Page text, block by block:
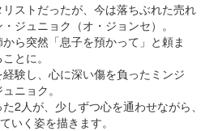
ストだったが、今は落ちぶれた売れ
ジュニョク（オ・ジョンセ）。
ら突然「息子を預かって」と頼ま
とに。
験し、心に深い傷を負ったミンジ
ニョク。
2人が、少しずつ心を通わせながら、
いく姿を描きます。